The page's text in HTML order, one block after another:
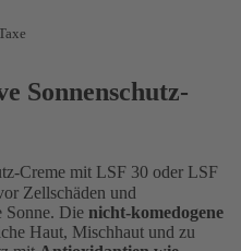
Sonnenschutz-
Creme mit LSF 30 oder LSF
Zellschäden und
Sonne. Die nicht-komedogene
Haut, Mischhaut und zu